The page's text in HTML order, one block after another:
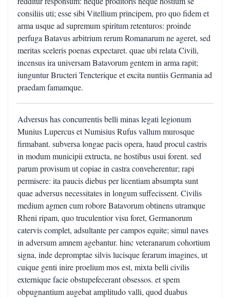
consiliis uti; esse sibi Vitellium principem, pro quo fidem et
arma usque ad supremum spiritum retenturos: proinde
perfuga Batavus arbitrium rerum Romanarum ne ageret, sed
meritas sceleris poenas expectaret. quae ubi relata Civili,
incensus ira universam Batavorum gentem in arma rapit;
iunguntur Bructeri Tencterique et excita nuntiis Germania ad
praedam famamque.
Adversus has concurrentis belli minas legati legionum
Munius Lupercus et Numisius Rufus vallum murosque
firmabant. subversa longae pacis opera, haud procul castris
in modum municipii extructa, ne hostibus usui forent. sed
parum provisum ut copiae in castra conveherentur; rapi
permisere: ita paucis diebus per licentiam absumpta sunt
quae adversus necessitates in longum suffecissent. Civilis
medium agmen cum robore Batavorum obtinens utramque
Rheni ripam, quo truculentior visu foret, Germanorum
catervis complet, adsultante per campos equite; simul naves
in adversum amnem agebantur. hinc veteranarum cohortium
signa, inde depromptae silvis lucisque ferarum imagines, ut
cuique genti inire proelium mos est, mixta belli civilis
externique facie obstupefecerant obsessos. et spem
obpugnantium augebat amplitudo valli, quod duabus